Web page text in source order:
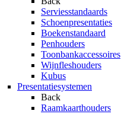
Serviesstandaards
Schoenpresentaties
Boekenstandaard
Penhouders
Toonbankaccessoires
Wijnfleshouders
Kubus
Presentatiesystemen
Back
Raamkaarthouders